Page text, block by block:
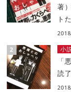
著
ト
小
「
読